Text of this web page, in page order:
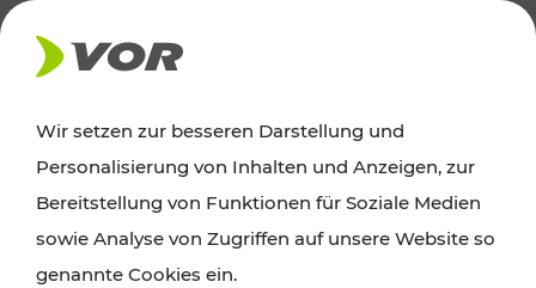
AKTUELLES
Ausflugstipps
Wien, Niederösterreich und das Burgenland
Wir setzen zur besseren Darstellung und
Personalisierung von Inhalten und Anzeigen, zur
Bereitstellung von Funktionen für Soziale Medien
sowie Analyse von Zugriffen auf unsere Website so
genannte Cookies ein.